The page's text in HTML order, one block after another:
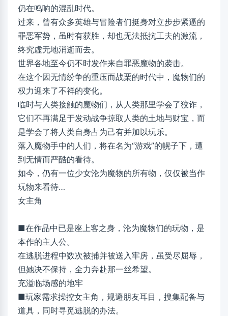
仍在鸣响的混乱时代。
过来，曾有众多英雄与冒险者们挺身对立步步紧逼的
罪恶军势，虽时有获胜，却也无法抵抗工夫的激流，
终究虚无地消逝而去。
世界各地至今仍不时发作来自罪恶魔物的袭击。
在这个因无情纷争的重压而战栗的时代中，魔物们的
权力迎来了不祥的变化。
临时与人类接触的魔物们，从人类那里学会了狡诈，
它们不再满足于发动战争掠取人类的土地与财宝，而
是学会了将人类自身占为己有并加以玩乐。
落入魔物手中的人们，将在名为“游戏”的幌子下，遭
到无情而严酷的看待。
如今，仍有一位少女沦为魔物的所有物，仅仅被当作
玩物来看待…
女主角
■在作品中已是座上客之身，沦为魔物们的玩物，是
本作的主人公。
在逃脱进程中数次被捕并被送入牢房，虽受尽屈辱，
但她决不保持，全力奔赴那一丝希望。
充溢临场感的地牢
■玩家需求操控女主角，规避朋友耳目，搜集配备与
道具，同时寻觅逃脱的办法。